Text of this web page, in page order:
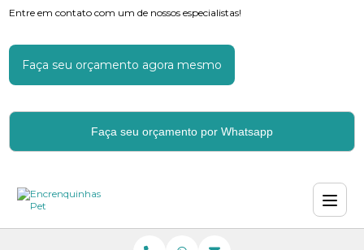
Entre em contato com um de nossos especialistas!
Faça seu orçamento agora mesmo
Faça seu orçamento por Whatsapp